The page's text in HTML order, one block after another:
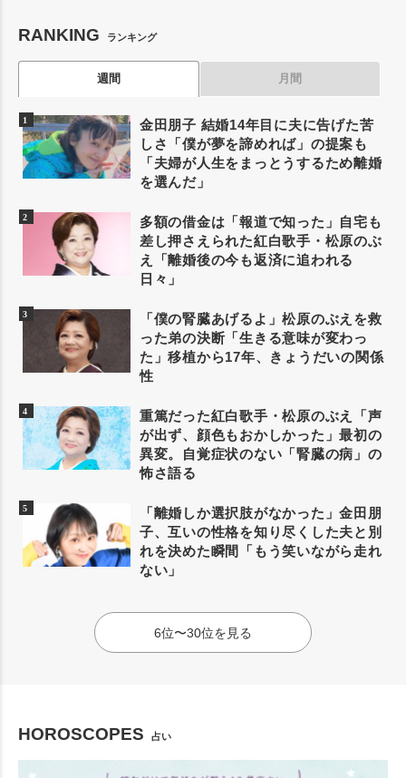
RANKING ランキング
週間 月間
金田朋子 結婚14年目に夫に告げた苦
しさ「僕が夢を諦めれば」の提案も
「夫婦が人生をまっとうするため離婚
を選んだ」
多額の借金は「報道で知った」自宅も
差し押さえられた紅白歌手・松原のぶ
え「離婚後の今も返済に追われる
日々」
「僕の腎臓あげるよ」松原のぶえを救
った弟の決断「生きる意味が変わっ
た」移植から17年、きょうだいの関係
性
重篤だった紅白歌手・松原のぶえ「声
が出ず、顔色もおかしかった」最初の
異変。自覚症状のない「腎臓の病」の
怖さ語る
「離婚しか選択肢がなかった」金田朋
子、互いの性格を知り尽くした夫と別
れを決めた瞬間「もう笑いながら走れ
ない」
6位〜30位を見る
HOROSCOPES 占い